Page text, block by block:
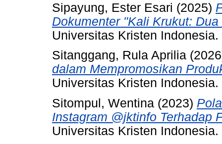
Sipayung, Ester Esari (2025)
Dokumenter "Kali Krukut:
Universitas Kristen Indonesia.
Sitanggang, Rula Aprilia
dalam Mempromosikan
Universitas Kristen Indonesia.
Sitompul, Wentina (2023)
Instagram @jktinfo Terhadap
Universitas Kristen Indonesia.